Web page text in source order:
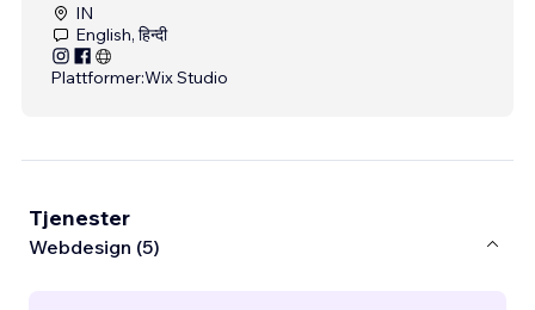
IN
English, हिन्दी
Plattformer:Wix Studio
Tjenester
Webdesign (5)